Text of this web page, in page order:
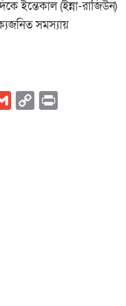
ইন্তেকাল (ইন্না-রাজিউন)
সমস্যায়
Gmail
Copy